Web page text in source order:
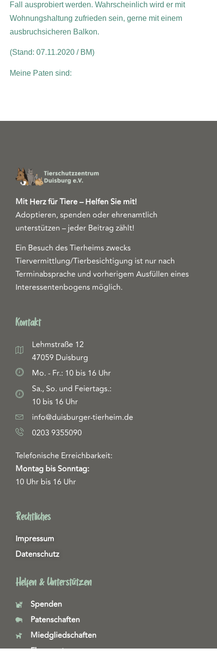
Fall ausprobiert werden. Wahrscheinlich wird er mit
Wohnungshaltung zufrieden sein, gerne mit einem
ausbruchsicheren Balkon.
(Stand: 07.11.2020 / BM)
Meine Paten sind:
Mit Herz für Tiere – Helfen Sie mit!
Adoptieren, spenden oder ehrenamtlich
unterstützen – jeder Beitrag zählt!
Ein Besuch des Tierheims zwecks
Tiervermittlung/Tierbesichtigung ist nur nach
Terminabsprache und vorherigem Ausfüllen eines
Interessentenbogens möglich.
Kontakt
Lehmstraße 12
47059 Duisburg
Mo. - Fr.: 10 bis 16 Uhr
Sa., So. und Feiertags.:
10 bis 16 Uhr
info@duisburger-tierheim.de
0203 9355090
Telefonische Erreichbarkeit:
Montag bis Sonntag:
10 Uhr bis 16 Uhr
Rechtliches
Impressum
Datenschutz
Helfen & Unterstützen
Spenden
Patenschaften
Miedgliedschaften
Ehrenamt